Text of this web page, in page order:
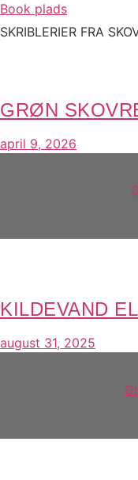
Book plads
SKRIBLERIER FRA
GRØN
april 9, 2026
KILDEVAND
august 31, 2025